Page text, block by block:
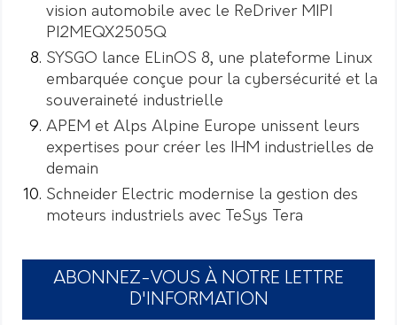
vision automobile avec le ReDriver MIPI
PI2MEQX2505Q
SYSGO lance ELinOS 8, une plateforme Linux
embarquée conçue pour la cybersécurité et la
souveraineté industrielle
APEM et Alps Alpine Europe unissent leurs
expertises pour créer les IHM industrielles de
demain
Schneider Electric modernise la gestion des
moteurs industriels avec TeSys Tera
ABONNEZ-VOUS À NOTRE LETTRE
D'INFORMATION